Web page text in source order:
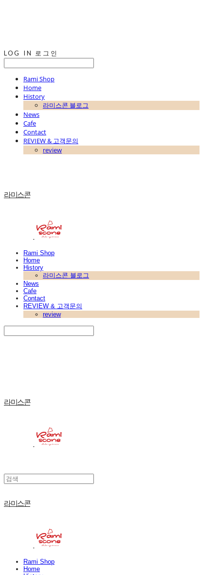
LOG IN 로그인
Rami Shop
Home
History
라미스콘 블로그
News
Cafe
Contact
REVIEW & 고객문의
review
라미스콘
Rami Shop
Home
History
라미스콘 블로그
News
Cafe
Contact
REVIEW & 고객문의
review
라미스콘
라미스콘
Rami Shop
Home